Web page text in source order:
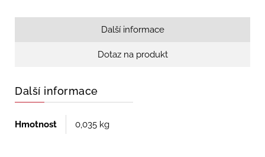
Další informace
Dotaz na produkt
Další informace
Hmotnost 0,035 kg